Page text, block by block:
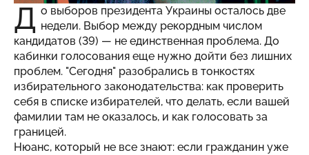
Д о выборов президента Украины осталось две
недели. Выбор между рекордным числом
кандидатов (39) — не единственная проблема. До
кабинки голосования еще нужно дойти без лишних
проблем. "Сегодня" разобрались в тонкостях
избирательного законодательства: как проверить
себя в списке избирателей, что делать, если вашей
фамилии там не оказалось, и как голосовать за
границей.
Нюанс, который не все знают: если гражданин уже